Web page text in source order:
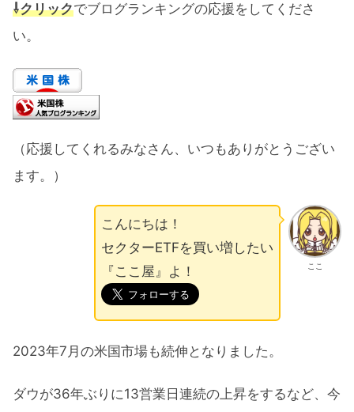
⇩クリックでブログランキングの応援をしてくださ
い。
（応援してくれるみなさん、いつもありがとうござい
ます。）
ここ
こんにちは！
セクターETFを買い増したい
『ここ屋』よ！
2023年7月の米国市場も続伸となりました。
ダウが36年ぶりに13営業日連続の上昇をするなど、今